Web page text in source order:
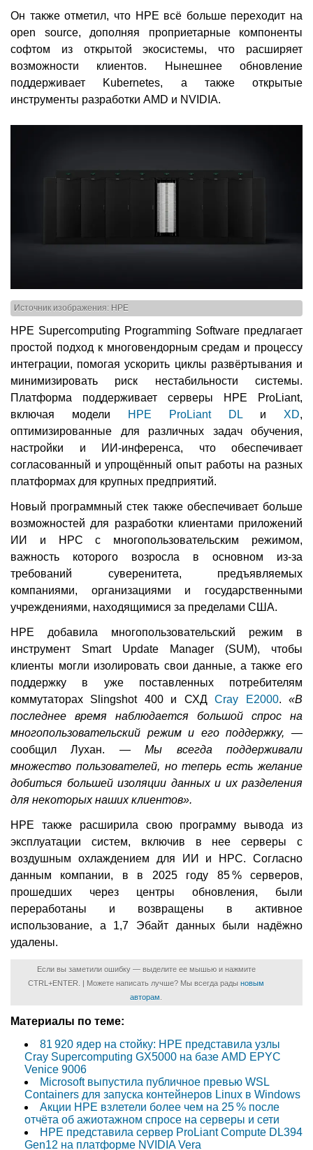
Он также отметил, что HPE всё больше переходит на
open source, дополняя проприетарные компоненты
софтом из открытой экосистемы, что расширяет
возможности клиентов. Нынешнее обновление
поддерживает Kubernetes, а также открытые
инструменты разработки AMD и NVIDIA.
Источник изображения: HPE
HPE Supercomputing Programming Software предлагает
простой подход к многовендорным средам и процессу
интеграции, помогая ускорить циклы развёртывания и
минимизировать риск нестабильности системы.
Платформа поддерживает серверы HPE ProLiant,
включая модели
HPE ProLiant DL и XD,
оптимизированные для различных задач обучения,
настройки и ИИ-инференса, что обеспечивает
согласованный и упрощённый опыт работы на разных
платформах для крупных предприятий.
Новый программный стек также обеспечивает больше
возможностей для разработки клиентами приложений
ИИ и HPC с многопользовательским режимом,
важность которого возросла в основном из-за
требований суверенитета, предъявляемых
компаниями, организациями и государственными
учреждениями, находящимися за пределами США.
HPE добавила многопользовательский режим в
инструмент Smart Update Manager (SUM), чтобы
клиенты могли изолировать свои данные, а также его
поддержку в уже поставленных потребителям
коммутаторах Slingshot 400 и СХДCray E2000.«В
последнее время наблюдается большой спрос на
многопользовательский режим и его поддержку, —
сообщил Лухан. —Мы всегда поддерживали
множество пользователей, но теперь есть желание
добиться большей изоляции данных и их разделения
для некоторых наших клиентов».
HPE также расширила свою программу вывода из
эксплуатации систем, включив в нее серверы с
воздушным охлаждением для ИИ и HPC. Согласно
данным компании, в в 2025 году 85 % серверов,
прошедших через центры обновления, были
переработаны и возвращены в активное
использование, а 1,7 Эбайт данных были надёжно
удалены.
Если вы заметили ошибку — выделите ее мышью и нажмите
CTRL+ENTER. | Можете написать лучше? Мы всегда рады новым
авторам
Материалы по теме:
81 920 ядер на стойку: HPE представила узлы
Cray Supercomputing GX5000 на базе AMD EPYC
Venice 9006
Microsoft выпустила публичное превью WSL
Containers для запуска контейнеров Linux в Windows
Акции HPE взлетели более чем на 25 % после
отчёта об ажиотажном спросе на серверы и сети
HPE представила сервер ProLiant Compute DL394
Gen12 на платформе NVIDIA Vera